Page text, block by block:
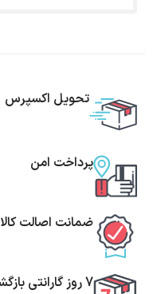
تحویل اکسپرس
پرداخت امن
ضمانت اصالت کالا
7 روز گارانتی بازگشت وجه